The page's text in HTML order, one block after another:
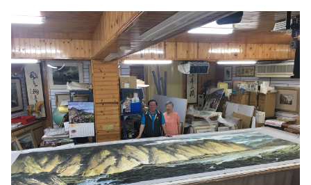
台灣前輩藝術家 曾興平教授於巨幅水墨作品前與夫人合影